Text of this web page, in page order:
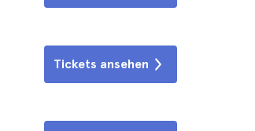
Tickets ansehen